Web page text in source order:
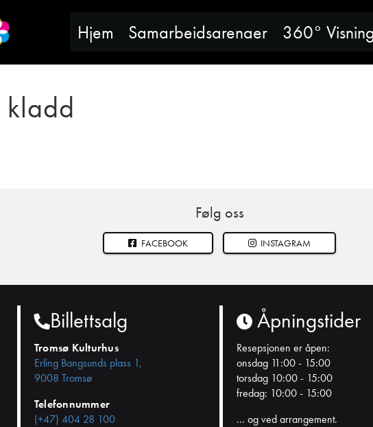
Hjem Samarbeidsarenaer 360° Visning
kladd
Følg oss
FACEBOOK INSTAGRAM
Billettsalg
Tromsø Kulturhus
Erling Bangsunds plass 1,
9008 Tromsø
Telefonnummer
(+47) 404 28 100
Åpningstider
Resepsjonen er åpen:
onsdag 11:00 - 15:00
torsdag 10:00 - 15:00
fredag: 10:00 - 15:00
... og ved arrangement.